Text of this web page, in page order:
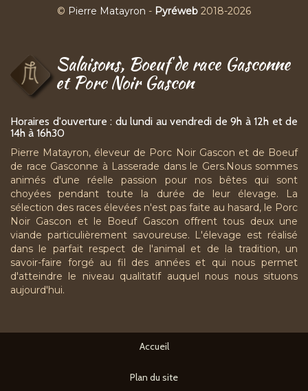
sur
sur
© Pierre Matayron - Pyréweb2018-2026
Salaisons, Boeuf de race Gasconne
et Porc Noir Gascon
Horaires d'ouverture : du lundi au vendredi de 9h à 12h et de
14h à 16h30
Pierre Matayron, éleveur de Porc Noir Gascon et de Boeuf
de race Gasconne à Lasserade dans le Gers.Nous sommes
animés d'une réelle passion pour nos bêtes qui sont
choyées pendant toute la durée de leur élevage. La
sélection des races élevées n'est pas faite au hasard, le Porc
Noir Gascon et le Boeuf Gascon offrent tous deux une
viande particulièrement savoureuse. L'élevage est réalisé
dans le parfait respect de l'animal et de la tradition, un
savoir-faire forgé au fil des années et qui nous permet
d'atteindre le niveau qualitatif auquel nous nous situons
aujourd'hui.
Accueil
Plan du site